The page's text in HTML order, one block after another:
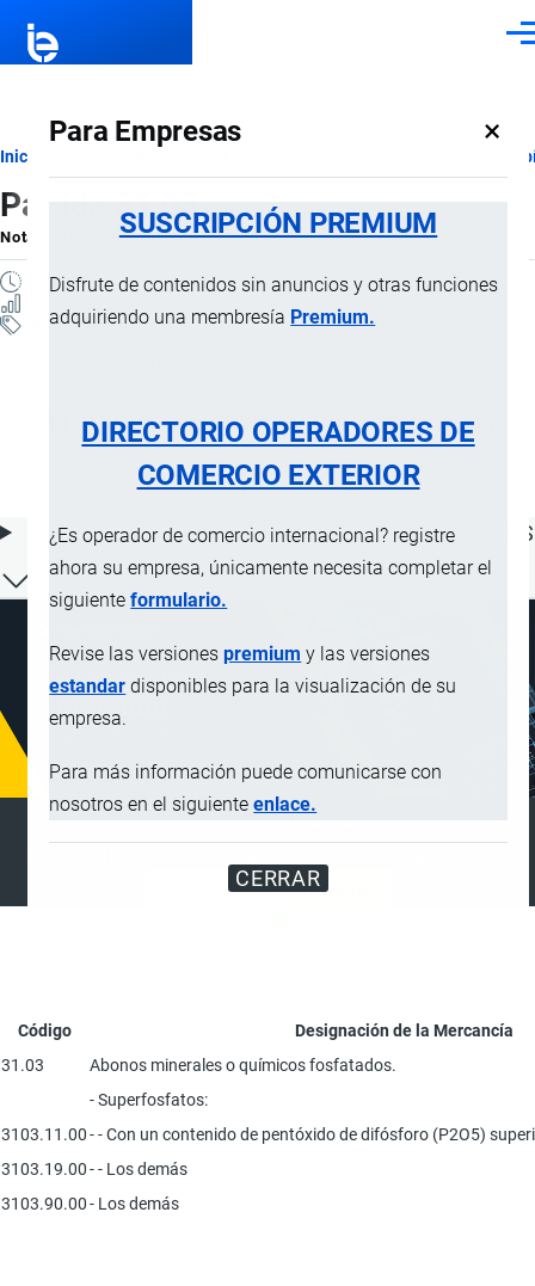
Para Empresas ×
SUSCRIPCIÓN PREMIUM
Disfrute de contenidos sin anuncios y otras funciones
adquiriendo una membresía Premium.
DIRECTORIO OPERADORES DE
COMERCIO EXTERIOR
¿Es operador de comercio internacional? registre
ahora su empresa, únicamente necesita completar el
siguienteformulario.
Revise las versionespremium y las versiones
estandar disponibles para la visualización de su
empresa.
Para más información puede comunicarse con
nosotros en el siguienteenlace.
CERRAR
Ruta
de
navegación
Inicio
Partida 31.03
Nota ExplicativaporImportaciones …, 18 Julio, 2024
2 MINUTOS
Notas Explicativas
31.03 Abonos minerales o químicos
fosfatados
ÍNDICE DE CONTENIDOS
SUSCRIBIRSE
ANUNCIAR
Código
Designación de la Mercancía
31.03
Abonos minerales o químicos fosfatados.
- Superfosfatos:
3103.11.00- - Con un contenido de pentóxido de difósforo (P2O5)
3103.19.00- - Los demás
3103.90.00- Los demás